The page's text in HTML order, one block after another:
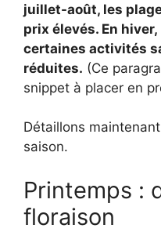
juillet-août, les
prix élevés. En
certaines activités
réduites. (Ce
snippet à placer en
Détaillons
saison.
Printemps :
floraison